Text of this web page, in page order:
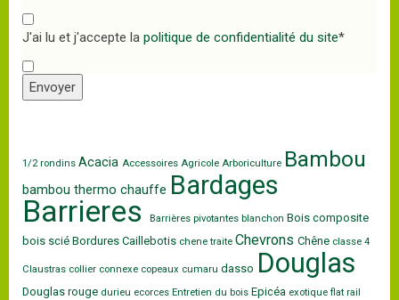
J'ai lu et j'accepte la politique de confidentialité du site*
Envoyer
1/2 rondins Acacia Accessoires Agricole Arboriculture Bambou
bambou thermo chauffe Bardages
Barrieres Barrières pivotantes blanchon Bois composite
bois scié Bordures Caillebotis chene traite Chevrons Chêne classe 4
Claustras collier connexe copeaux cumaru dasso Douglas
Douglas rouge durieu ecorces Entretien du bois Epicéa exotique flat rail